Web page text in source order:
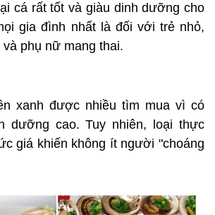
cá rất tốt và giàu dinh dưỡng cho
gia đình nhất là đối với trẻ nhỏ,
phụ nữ mang thai.
xanh được nhiều tìm mua vì có
dưỡng cao. Tuy nhiên, loại thực
giá khiến không ít người "choáng